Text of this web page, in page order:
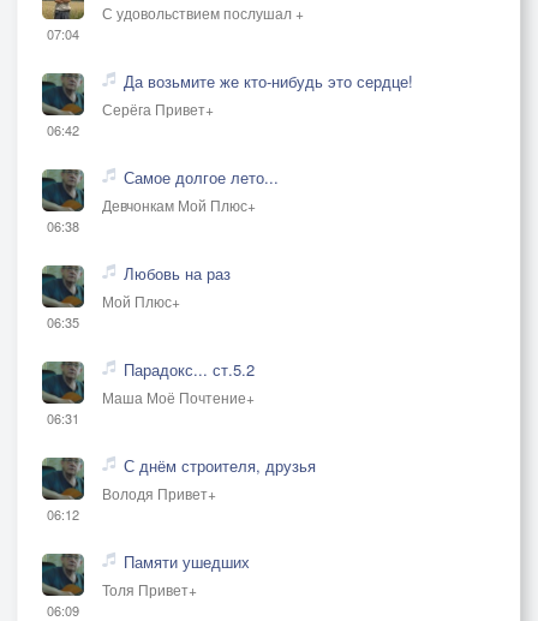
07:04
С удовольствием послушал +
06:42
Да возьмите же кто-нибудь это сердце!
Серёга Привет+
06:38
Самое долгое лето...
Девчонкам Мой Плюс+
06:35
Любовь на раз
Мой Плюс+
06:31
Парадокс... ст.5.2
Маша Моё Почтение+
06:12
С днём строителя, друзья
Володя Привет+
06:09
Памяти ушедших
Толя Привет+